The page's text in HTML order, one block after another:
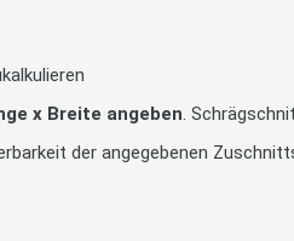
x Breite angeben .
der angegebenen